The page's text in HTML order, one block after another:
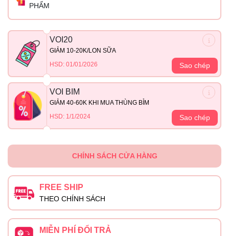
PHẨM
VOI20
GIẢM 10-20K/LON SỮA
HSD: 01/01/2026
Sao chép
VOI BIM
GIẢM 40-60K KHI MUA THÙNG BỈM
HSD: 1/1/2024
Sao chép
CHÍNH SÁCH CỬA HÀNG
FREE SHIP
THEO CHÍNH SÁCH
MIỄN PHÍ ĐỔI TRẢ